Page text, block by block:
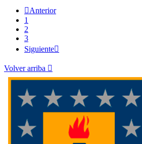
Anterior
1
2
3
Siguiente
Volver arriba 